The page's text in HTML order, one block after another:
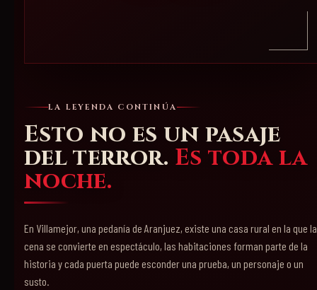
LA LEYENDA CONTINÚA
Esto no es un pasaje
del terror. Es toda la
noche.
En Villamejor, una pedanía de Aranjuez, existe una casa rural en la que la
cena se convierte en espectáculo, las habitaciones forman parte de la
historia y cada puerta puede esconder una prueba, un personaje o un
susto.